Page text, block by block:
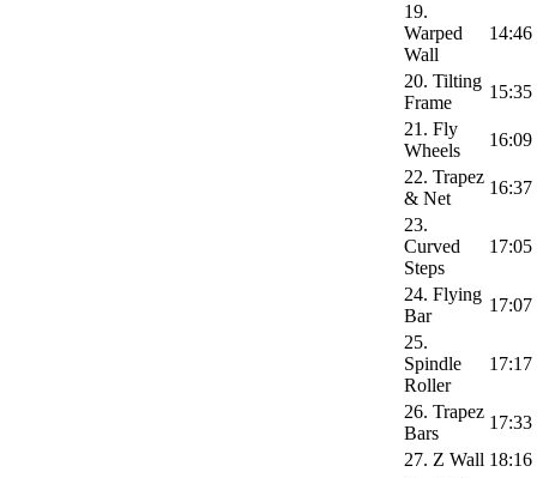
19.
Warped
Wall
14:46
20. Tilting
Frame
15:35
21. Fly
Wheels
16:09
22. Trapez
& Net
16:37
23.
Curved
Steps
17:05
24. Flying
Bar
17:07
25.
Spindle
Roller
17:17
26. Trapez
Bars
17:33
27. Z Wall 18:16